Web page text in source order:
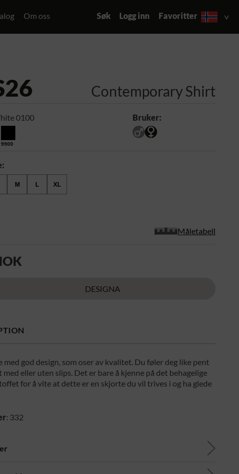
Om oss Søk Logg inn Favoritter
Contemporary Shirt
0100
9900
Bruker:
M L XL
Måletabell
DESIGNA
med god design, som oser av kvalitet. Du føler deg like pent
eller uten slips. Det er bare å kjenne på det behagelige
for å vite at dette er en skjorte du vil trives i og ha glede
: 332